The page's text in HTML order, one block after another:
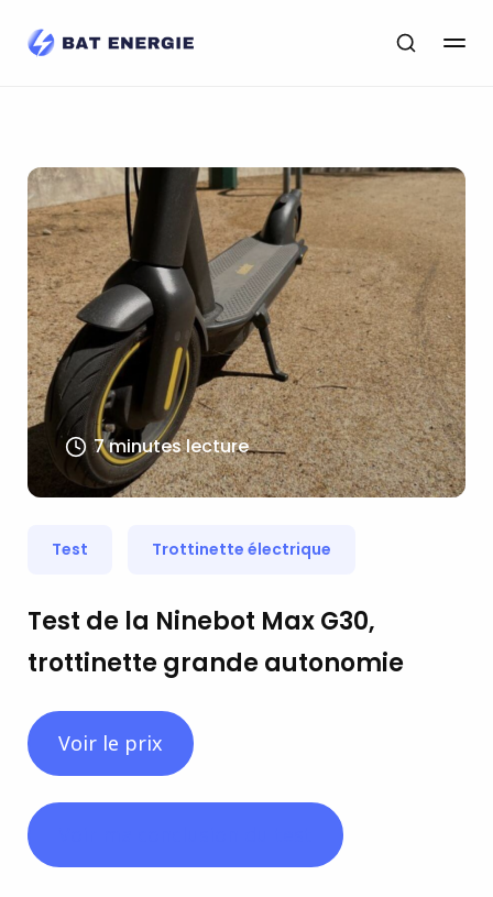
7 minutes lecture
Test Trottinette électrique
Test de la Ninebot Max G30,
trottinette grande autonomie
Voir le prix